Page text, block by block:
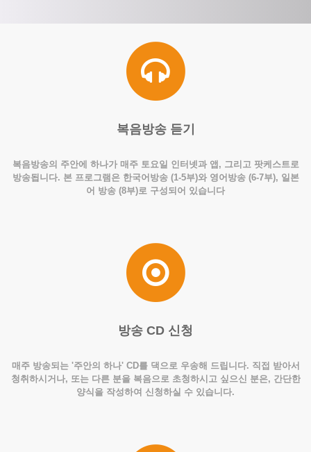
복음방송 듣기
복음방송의 주안에 하나가 매주 토요일 인터넷과 앱, 그리고 팟케스트로
방송됩니다. 본 프로그램은 한국어방송 (1-5부)와 영어방송 (6-7부), 일본
어 방송 (8부)로 구성되어 있습니다
방송 CD 신청
매주 방송되는 '주안의 하나' CD를 댁으로 우송해 드립니다. 직접 받아서
청취하시거나, 또는 다른 분을 복음으로 초청하시고 싶으신 분은, 간단한
양식을 작성하여 신청하실 수 있습니다.